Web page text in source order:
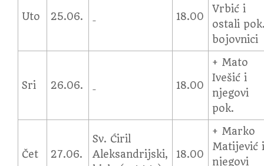
Uto 25.06. 18.00
Vrbić i
ostali
bojovnici
Sri 26.06. 18.00
+ Mato
Ivešić i
njegovi
pok.
Čet 27.06.
Sv. Ćiril
Aleksandrijski,
18.00
+ Marko
Matijević
njegovi